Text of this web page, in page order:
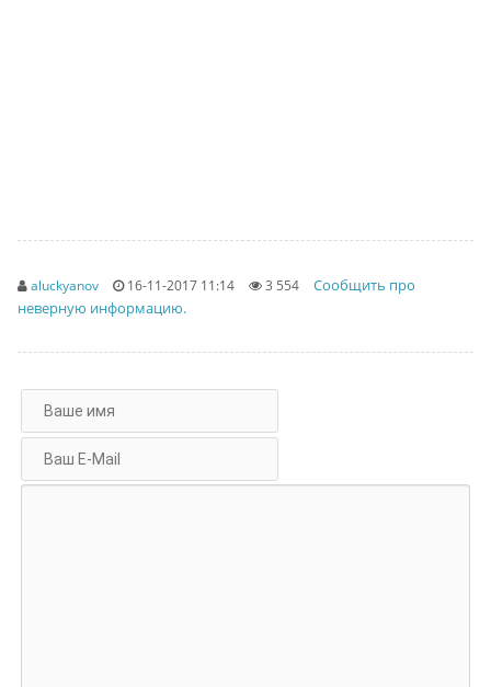
aluckyanov 16-11-2017 11:14 3 554
Сообщить про
неверную информацию.